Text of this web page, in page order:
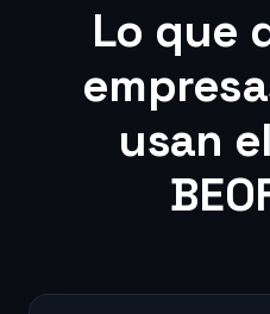
Lo que
usan